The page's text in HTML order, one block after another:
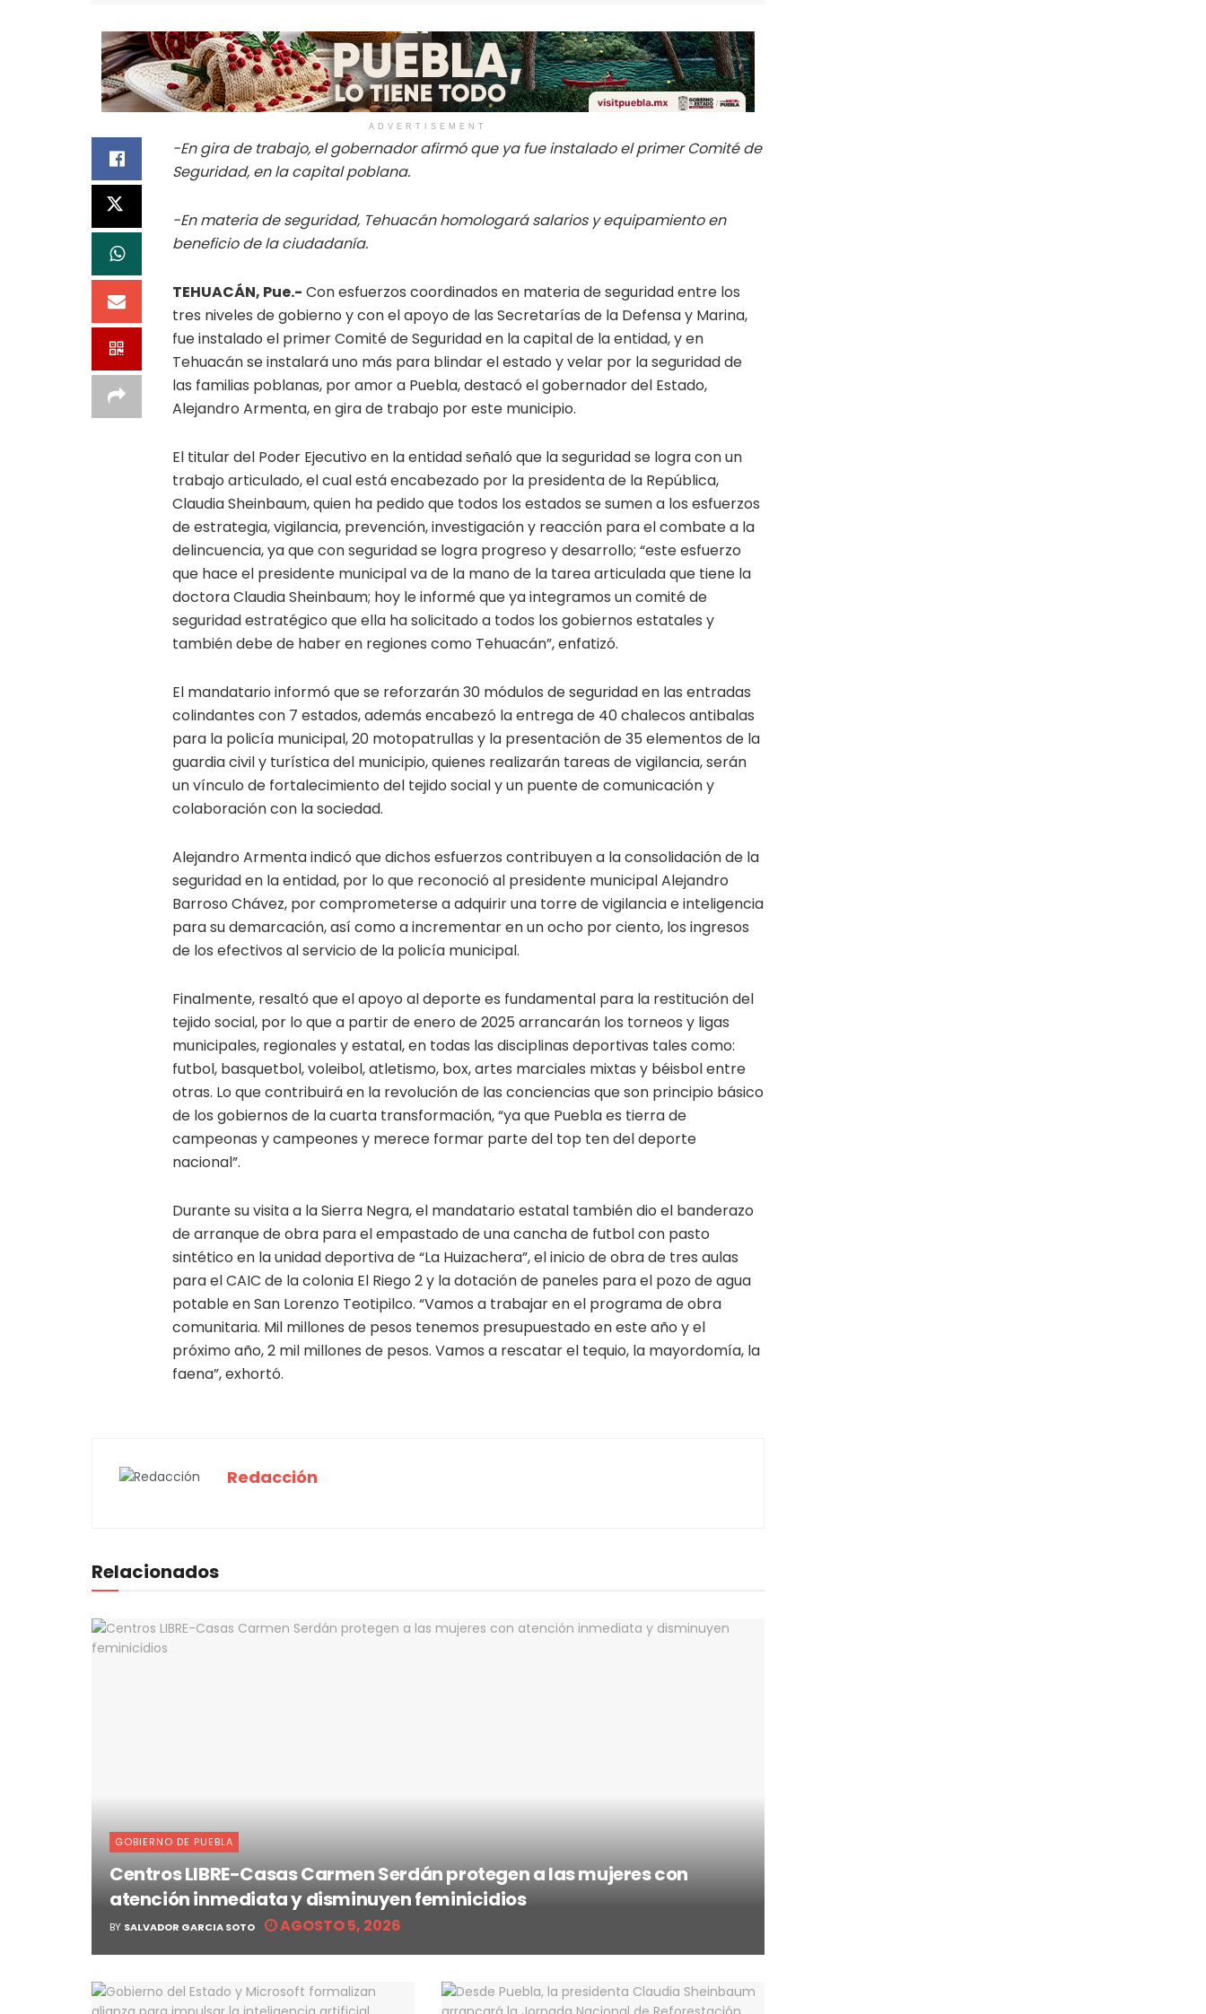
ADVERTISEMENT
-En gira de trabajo, el gobernador afirmó que ya fue instalado el primer Comité de
Seguridad, en la capital poblana.
-En materia de seguridad, Tehuacán homologará salarios y equipamiento en
beneficio de la ciudadanía.
TEHUACÁN, Pue.- Con esfuerzos coordinados en materia de seguridad entre los
tres niveles de gobierno y con el apoyo de las Secretarías de la Defensa y Marina,
fue instalado el primer Comité de Seguridad en la capital de la entidad, y en
Tehuacán se instalará uno más para blindar el estado y velar por la seguridad de
las familias poblanas, por amor a Puebla, destacó el gobernador del Estado,
Alejandro Armenta, en gira de trabajo por este municipio.
El titular del Poder Ejecutivo en la entidad señaló que la seguridad se logra con un
trabajo articulado, el cual está encabezado por la presidenta de la República,
Claudia Sheinbaum, quien ha pedido que todos los estados se sumen a los esfuerzos
de estrategia, vigilancia, prevención, investigación y reacción para el combate a la
delincuencia, ya que con seguridad se logra progreso y desarrollo; “este esfuerzo
que hace el presidente municipal va de la mano de la tarea articulada que tiene la
doctora Claudia Sheinbaum; hoy le informé que ya integramos un comité de
seguridad estratégico que ella ha solicitado a todos los gobiernos estatales y
también debe de haber en regiones como Tehuacán”, enfatizó.
El mandatario informó que se reforzarán 30 módulos de seguridad en las entradas
colindantes con 7 estados, además encabezó la entrega de 40 chalecos antibalas
para la policía municipal, 20 motopatrullas y la presentación de 35 elementos de la
guardia civil y turística del municipio, quienes realizarán tareas de vigilancia, serán
un vínculo de fortalecimiento del tejido social y un puente de comunicación y
colaboración con la sociedad.
Alejandro Armenta indicó que dichos esfuerzos contribuyen a la consolidación de la
seguridad en la entidad, por lo que reconoció al presidente municipal Alejandro
Barroso Chávez, por comprometerse a adquirir una torre de vigilancia e inteligencia
para su demarcación, así como a incrementar en un ocho por ciento, los ingresos
de los efectivos al servicio de la policía municipal.
Finalmente, resaltó que el apoyo al deporte es fundamental para la restitución del
tejido social, por lo que a partir de enero de 2025 arrancarán los torneos y ligas
municipales, regionales y estatal, en todas las disciplinas deportivas tales como:
futbol, basquetbol, voleibol, atletismo, box, artes marciales mixtas y béisbol entre
otras. Lo que contribuirá en la revolución de las conciencias que son principio básico
de los gobiernos de la cuarta transformación, “ya que Puebla es tierra de
campeonas y campeones y merece formar parte del top ten del deporte
nacional”.
Durante su visita a la Sierra Negra, el mandatario estatal también dio el banderazo
de arranque de obra para el empastado de una cancha de futbol con pasto
sintético en la unidad deportiva de “La Huizachera”, el inicio de obra de tres aulas
para el CAIC de la colonia El Riego 2 y la dotación de paneles para el pozo de agua
potable en San Lorenzo Teotipilco. “Vamos a trabajar en el programa de obra
comunitaria. Mil millones de pesos tenemos presupuestado en este año y el
próximo año, 2 mil millones de pesos. Vamos a rescatar el tequio, la mayordomía, la
faena”, exhortó.
Redacción
Relacionados
GOBIERNO DE PUEBLA
Centros LIBRE-Casas Carmen Serdán protegen a las mujeres con
atención inmediata y disminuyen feminicidios
BY SALVADOR GARCIA SOTO AGOSTO 5, 2026